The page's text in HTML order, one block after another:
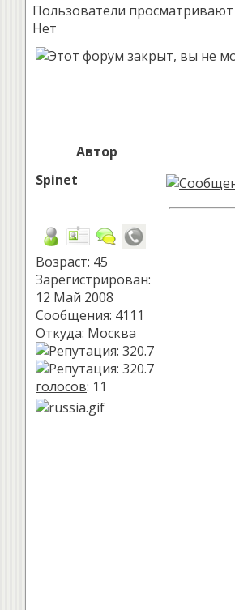
Пользователи просматривают
Нет
Автор
Spinet
Возраст: 45
Зарегистрирован:
12 Май 2008
Сообщения: 4111
Откуда: Москва
голосов: 11